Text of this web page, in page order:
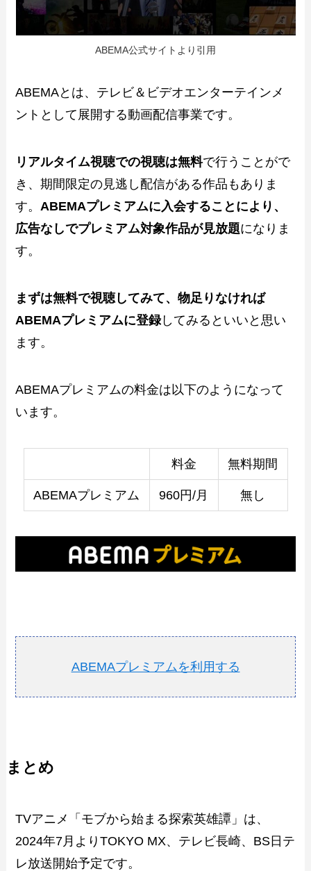
ABEMA公式サイトより引用
ABEMAとは、テレビ＆ビデオエンターテインメ
ントとして展開する動画配信事業です。
リアルタイム視聴での視聴は無料で行うことがで
き、期間限定の見逃し配信がある作品もありま
す。ABEMAプレミアムに入会することにより、
広告なしでプレミアム対象作品が見放題になりま
す。
まずは無料で視聴してみて、物足りなければ
ABEMAプレミアムに登録してみるといいと思い
ます。
ABEMAプレミアムの料金は以下のようになって
います。
料金 無料期間
ABEMAプレミアム 960円/月 無し
ABEMAプレミアムを利用する
まとめ
TVアニメ「モブから始まる探索英雄譚」は、
2024年7月よりTOKYO MX、テレビ長崎、BS日テ
レ放送開始予定です。